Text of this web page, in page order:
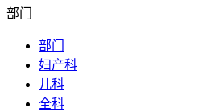
部门
部门
妇产科
儿科
全科